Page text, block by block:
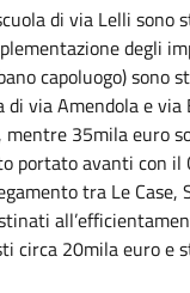
di via Lelli
degli
capoluogo) sono
via Amendola e via
mentre 35mila euro
portato avanti con il
tra Le Case,
circa 20mila euro e